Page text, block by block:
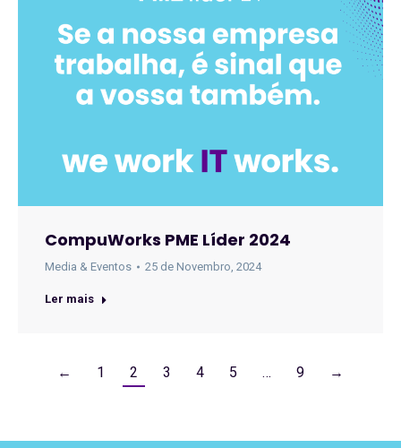
CompuWorks PME Líder 2024
Media & Eventos 25 de Novembro, 2024
Ler mais
← 1 2 3 4 5 … 9 →